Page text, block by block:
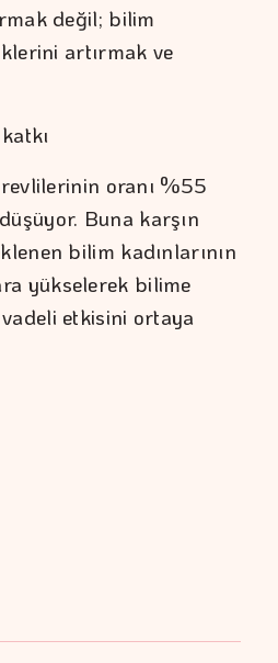
değil; bilim
artırmak ve
oranı %55
Buna karşın
bilim kadınlarının
yükselerek bilime
etkisini ortaya